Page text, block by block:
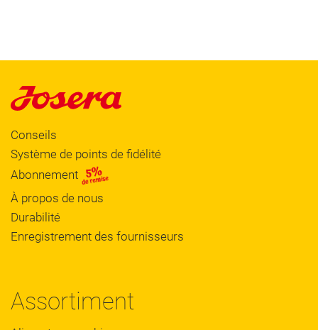
Conseils
Système de points de fidélité
Abonnement
À propos de nous
Durabilité
Enregistrement des fournisseurs
Assortiment